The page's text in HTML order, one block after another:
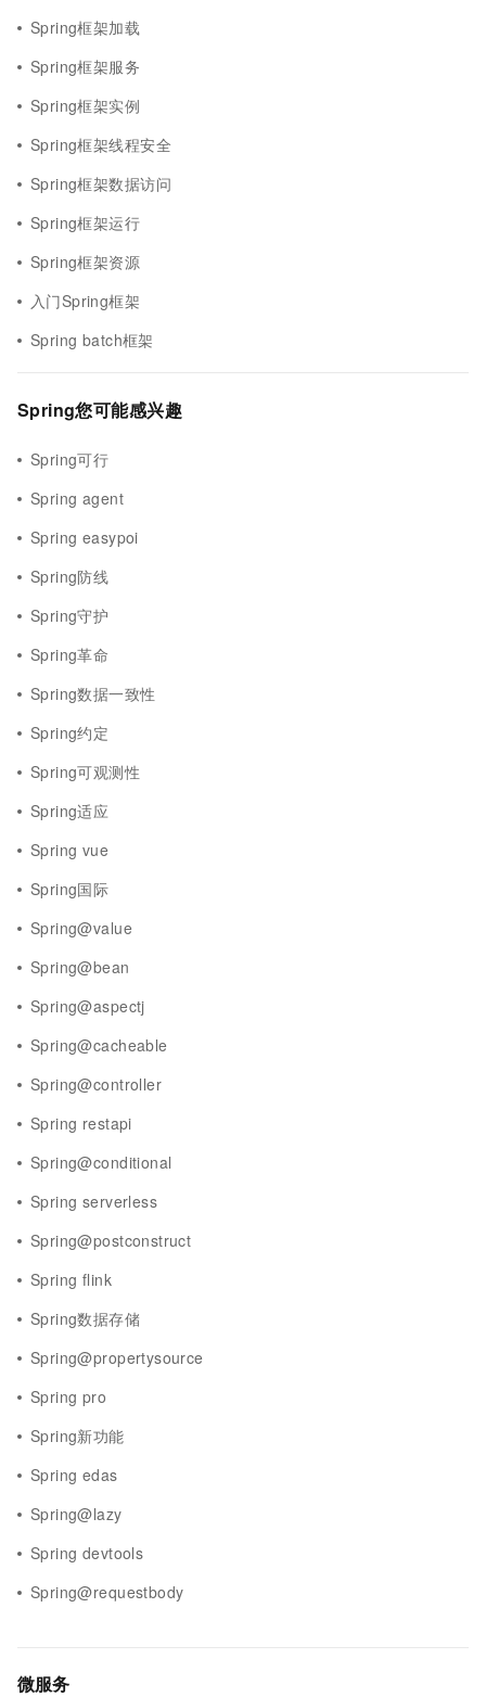
Spring框架加载
Spring框架服务
Spring框架实例
Spring框架线程安全
Spring框架数据访问
Spring框架运行
Spring框架资源
入门Spring框架
Spring batch框架
Spring您可能感兴趣
Spring可行
Spring agent
Spring easypoi
Spring防线
Spring守护
Spring革命
Spring数据一致性
Spring约定
Spring可观测性
Spring适应
Spring vue
Spring国际
Spring@value
Spring@bean
Spring@aspectj
Spring@cacheable
Spring@controller
Spring restapi
Spring@conditional
Spring serverless
Spring@postconstruct
Spring flink
Spring数据存储
Spring@propertysource
Spring pro
Spring新功能
Spring edas
Spring@lazy
Spring devtools
Spring@requestbody
微服务